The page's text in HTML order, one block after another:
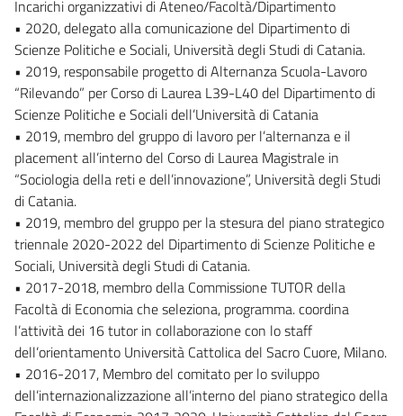
Incarichi organizzativi di Ateneo/Facoltà/Dipartimento
• 2020, delegato alla comunicazione del Dipartimento di
Scienze Politiche e Sociali, Università degli Studi di Catania.
• 2019, responsabile progetto di Alternanza Scuola-Lavoro
“Rilevando” per Corso di Laurea L39-L40 del Dipartimento di
Scienze Politiche e Sociali dell’Università di Catania
• 2019, membro del gruppo di lavoro per l’alternanza e il
placement all’interno del Corso di Laurea Magistrale in
“Sociologia della reti e dell’innovazione”, Università degli Studi
di Catania.
• 2019, membro del gruppo per la stesura del piano strategico
triennale 2020-2022 del Dipartimento di Scienze Politiche e
Sociali, Università degli Studi di Catania.
• 2017-2018, membro della Commissione TUTOR della
Facoltà di Economia che seleziona, programma. coordina
l’attività dei 16 tutor in collaborazione con lo staff
dell’orientamento Università Cattolica del Sacro Cuore, Milano.
• 2016-2017, Membro del comitato per lo sviluppo
dell’internazionalizzazione all’interno del piano strategico della